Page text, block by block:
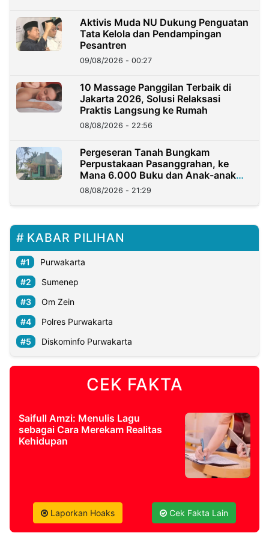
Aktivis Muda NU Dukung Penguatan
Tata Kelola dan Pendampingan
Pesantren
09/08/2026 - 00:27
10 Massage Panggilan Terbaik di
Jakarta 2026, Solusi Relaksasi
Praktis Langsung ke Rumah
08/08/2026 - 22:56
Pergeseran Tanah Bungkam
Perpustakaan Pasanggrahan, ke
Mana 6.000 Buku dan Anak-anak
Kini?
08/08/2026 - 21:29
KABAR PILIHAN
Purwakarta
Sumenep
Om Zein
Polres Purwakarta
Diskominfo Purwakarta
CEK FAKTA
Saifull Amzi: Menulis Lagu
sebagai Cara Merekam Realitas
Kehidupan
Laporkan Hoaks Cek Fakta Lain